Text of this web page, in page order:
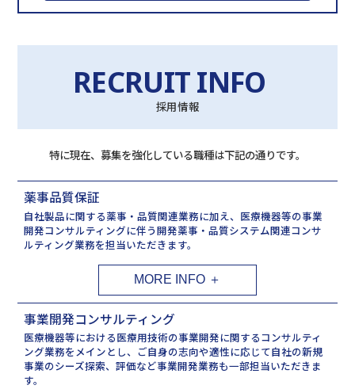
RECRUIT INFO
採用情報
特に現在、募集を強化している職種は下記の通りです。
薬事品質保証
自社製品に関する薬事・品質関連業務に加え、医療機器等の事業
開発コンサルティングに伴う開発薬事・品質システム関連コンサ
ルティング業務を担当いただきます。
事業開発コンサルティング
医療機器等における医療用技術の事業開発に関するコンサルティ
ング業務をメインとし、ご自身の志向や適性に応じて自社の新規
事業のシーズ探索、評価など事業開発業務も一部担当いただきま
す。